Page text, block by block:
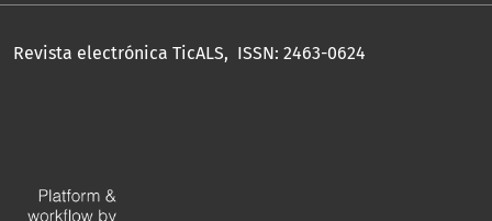
Revista electrónica TicALS, ISSN: 2463-0624